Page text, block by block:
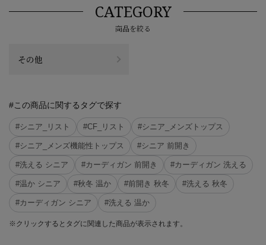
CATEGORY
商品を絞る
その他
#この商品に関するタグで探す
#シニア_リスト #CF_リスト #シニア_メンズトップス
#シニア_メンズ機能性トップス #シニア 前開き
#洗える シニア #カーディガン 前開き #カーディガン 洗える
#温か シニア #秋冬 温か #前開き 秋冬 #洗える 秋冬
#カーディガン シニア #洗える 温か
※クリックするとタグに関連した商品が表示されます。